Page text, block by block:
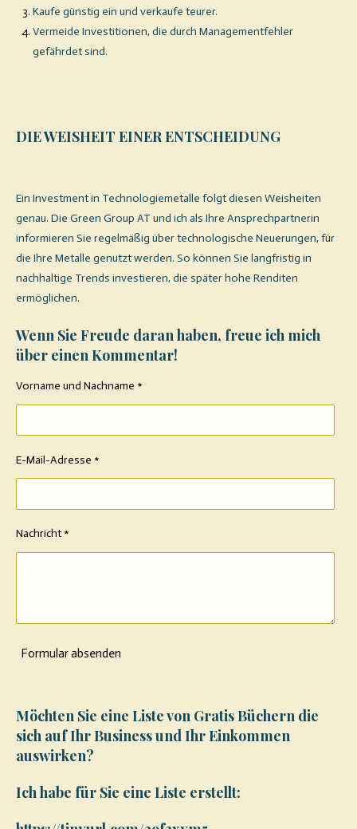
Kaufe günstig ein und verkaufe teurer.
Vermeide Investitionen, die durch Managementfehler
gefährdet sind.
DIE WEISHEIT EINER ENTSCHEIDUNG
Ein Investment in Technologiemetalle folgt diesen Weisheiten
genau. Die Green Group AT und ich als Ihre Ansprechpartnerin
informieren Sie regelmäßig über technologische Neuerungen, für
die Ihre Metalle genutzt werden. So können Sie langfristig in
nachhaltige Trends investieren, die später hohe Renditen
ermöglichen.
Wenn Sie Freude daran haben, freue ich mich
über einen Kommentar!
Vorname und Nachname *
E-Mail-Adresse *
Nachricht *
Formular absenden
Möchten Sie eine Liste von Gratis Büchern die
sich auf Ihr Business und Ihr Einkommen
auswirken?
Ich habe für Sie eine Liste erstellt: